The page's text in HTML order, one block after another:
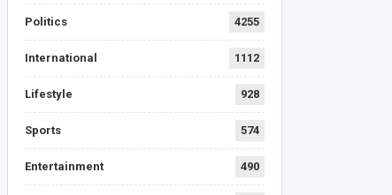
Politics 4255
International 1112
Lifestyle 928
Sports 574
Entertainment 490